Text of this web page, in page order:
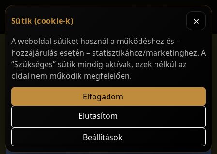
Sütik (cookie-k) ×
A weboldal sütiket használ a működéshez és –
hozzájárulás esetén – statisztikához/marketinghez. A
“Szükséges” sütik mindig aktívak, ezek nélkül az
oldal nem működik megfelelően.
Elfogadom
Elutasítom
Beállítások